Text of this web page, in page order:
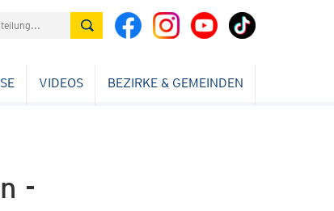
VIDEOS BEZIRKE & GEMEINDEN
-